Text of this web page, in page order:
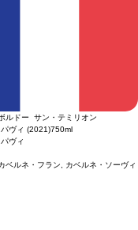
ルーベリー、カシス、ダーク
パイス、石墨の核に牽引され
テージを体現している。 ‒by
ルドー サン・テミリオン
ヴィ (2021)750ml
ヴィ
ベルネ・フラン, カベルネ・ソーヴィ